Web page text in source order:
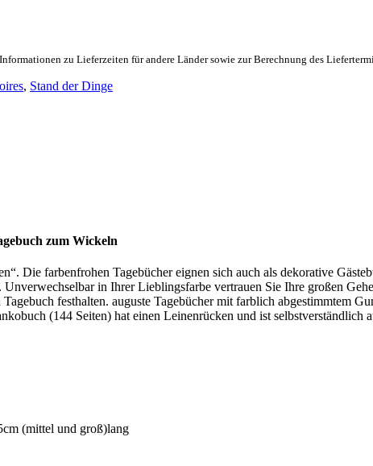
zu Lieferzeiten für andere Länder sowie zur Berechnung des
, Stand der Dinge
zum Wickeln
Die farbenfrohen Tagebücher eignen sich auch als dekorative
in Ihrer Lieblingsfarbe vertrauen Sie Ihre großen
festhalten. auguste Tagebücher mit farblich abgestimmtem
(144 Seiten) hat einen Leinenrücken und ist selbstverständlich
(mittel und groß)lang